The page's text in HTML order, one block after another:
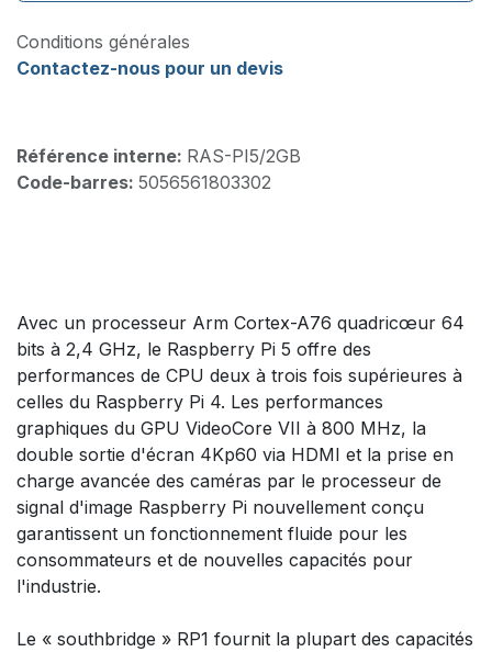
Conditions générales
Contactez-nous pour un devis
Référence interne: RAS-PI5/2GB
Code-barres: 5056561803302
Avec un processeur Arm Cortex-A76 quadricœur 64
bits à 2,4 GHz, le Raspberry Pi 5 offre des
performances de CPU deux à trois fois supérieures à
celles du Raspberry Pi 4. Les performances
graphiques du GPU VideoCore VII à 800 MHz, la
double sortie d'écran 4Kp60 via HDMI et la prise en
charge avancée des caméras par le processeur de
signal d'image Raspberry Pi nouvellement conçu
garantissent un fonctionnement fluide pour les
consommateurs et de nouvelles capacités pour
l'industrie.
Le « southbridge » RP1 fournit la plupart des capacités